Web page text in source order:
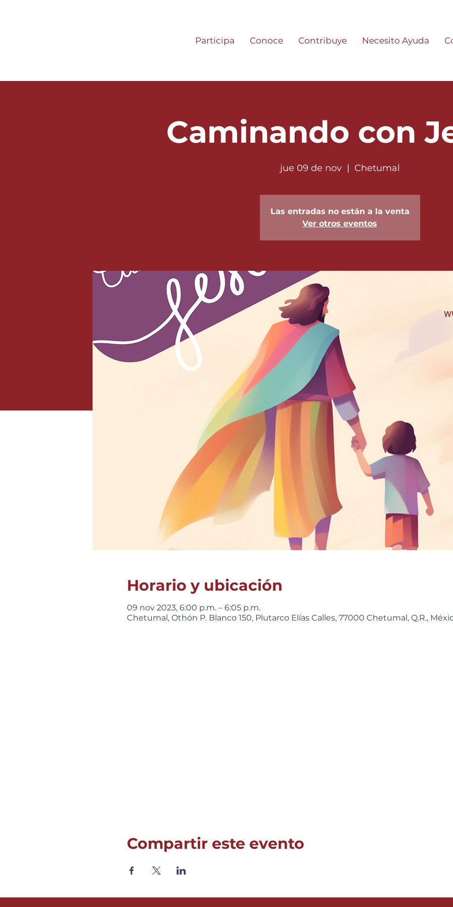
Participa Conoce Contribuye Necesito Ayuda
Caminando con
jue 09 de nov
  |
Chetumal
Las entradas no están a la venta
Ver otros eventos
Horario y ubicación
09 nov 2023, 6:00 p.m. – 6:05 p.m.
Chetumal, Othón P. Blanco 150, Plutarco Elías Calles, 77000 Chetumal, Q.R.,
Compartir este evento